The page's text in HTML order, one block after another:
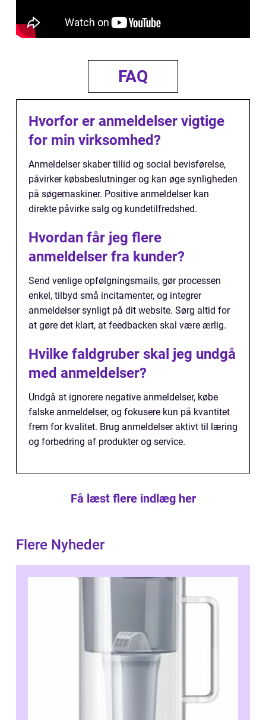
FAQ
Hvorfor er anmeldelser vigtige
for min virksomhed?
Anmeldelser skaber tillid og social bevisførelse,
påvirker købsbeslutninger og kan øge synligheden
på søgemaskiner. Positive anmeldelser kan
direkte påvirke salg og kundetilfredshed.
Hvordan får jeg flere
anmeldelser fra kunder?
Send venlige opfølgningsmails, gør processen
enkel, tilbyd små incitamenter, og integrer
anmeldelser synligt på dit website. Sørg altid for
at gøre det klart, at feedbacken skal være ærlig.
Hvilke faldgruber skal jeg undgå
med anmeldelser?
Undgå at ignorere negative anmeldelser, købe
falske anmeldelser, og fokusere kun på kvantitet
frem for kvalitet. Brug anmeldelser aktivt til læring
og forbedring af produkter og service.
Få læst flere indlæg her
Flere Nyheder